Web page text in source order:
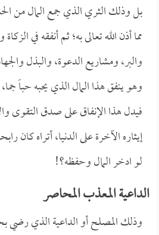
بل وذلك الثري الذي جمع المال من
مما أذن الله تعالى به؛ ثم أنفقه في
والبر، ومشاريع الدعوة، والبذل
وهو ينفق هذا المال الذي يحبه حباً
فيدل هذا الإنفاق على صدق التقوى
إيثاره الآخرة على الدنيا، أتراه كان
لو ادخر المال وحفظه؟!
الداعية المعذب المحاصر
وذلك المصلح أو الداعية الذي رضي